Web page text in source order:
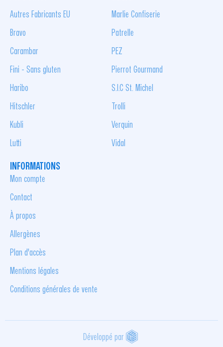
Autres Fabricants EU
Bravo
Carambar
Fini - Sans gluten
Haribo
Hitschler
Kubli
Lutti
Marlie Confiserie
Patrelle
PEZ
Pierrot Gourmand
S.I.C St. Michel
Trolli
Verquin
Vidal
INFORMATIONS
Mon compte
Contact
À propos
Allergènes
Plan d'accès
Mentions légales
Conditions générales de vente
Développé par